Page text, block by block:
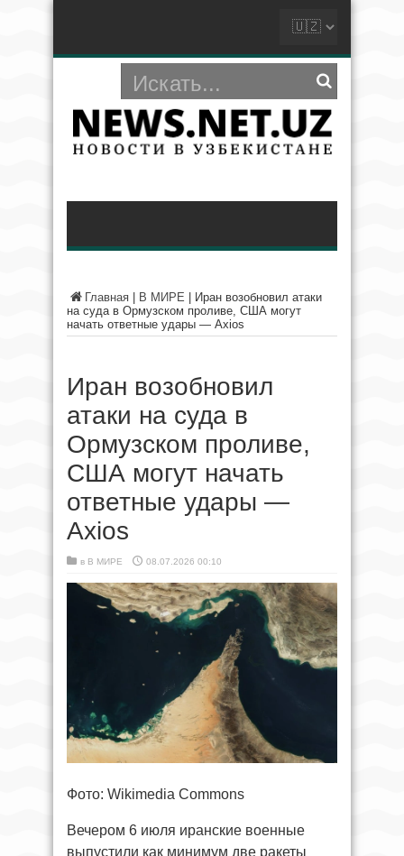
Главная В МИРЕ
Иран возобновил атаки
на суда в Ормузском проливе, США могут
начать ответные удары — Axios
Иран возобновил
атаки на суда в
Ормузском проливе,
США могут начать
ответные удары —
Axios
в В МИРЕ 08.07.2026 00:10
Фото: Wikimedia Commons
Вечером 6 июля иранские военные
выпустили как минимум две ракеты